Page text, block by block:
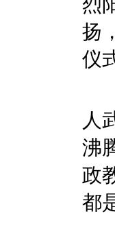
扬
仪
人
沸
政
都